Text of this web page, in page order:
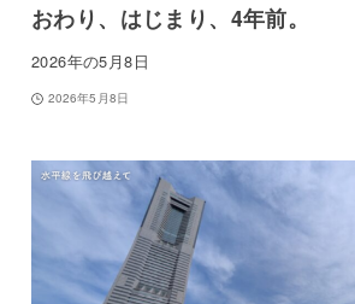
おわり、はじまり、4年前。
2026年の5月8日
2026年5月8日